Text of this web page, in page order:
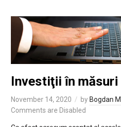
Investiţii în
November 14, 2020 by Bogdan
Comments are Disabled